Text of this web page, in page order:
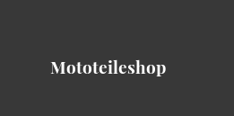
Mototeileshop